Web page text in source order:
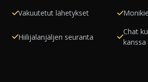
Vakuutetut lähetykset
Hiilijalanjäljen seuranta
Chat
kanssa